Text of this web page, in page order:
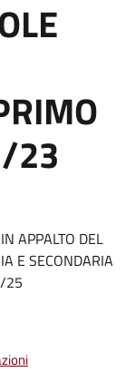
23
APPALTO DEL
E SECONDARIA
25